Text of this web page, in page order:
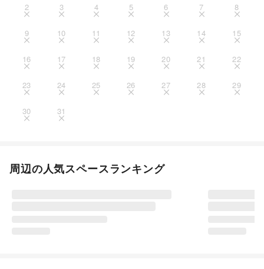
2 3 4 5 6 7 8
9 10 11 12 13 14 15
16 17 18 19 20 21 22
23 24 25 26 27 28 29
30 31
周辺の人気スペースランキング